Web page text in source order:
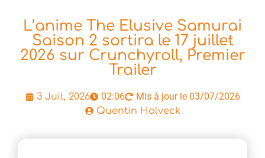
L’anime The Elusive Samurai
Saison 2 sortira le 17 juillet
2026 sur Crunchyroll, Premier
Trailer
3 Juil, 2026 02:06 Mis à jour le 03/07/2026
Quentin Holveck